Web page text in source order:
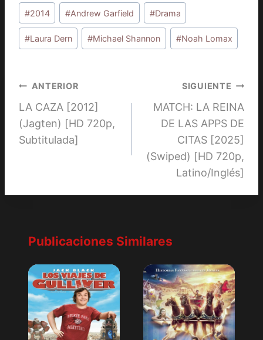
Etiquetas
de
la
#2014 #Andrew Garfield #Drama
#Laura Dern #Michael Shannon #Noah Lomax
Navegación
de
entradas
ANTERIOR
LA CAZA [2012]
(Jagten) [HD 720p,
Subtitulada]
SIGUIENTE
MATCH: LA REINA
DE LAS APPS DE
CITAS [2025]
(Swiped) [HD 720p,
Latino/Inglés]
Publicaciones Similares